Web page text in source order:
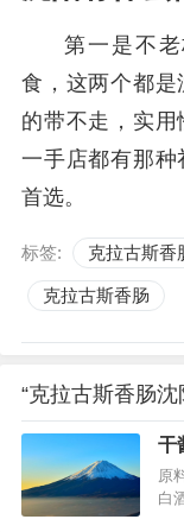
第一是不
食，这两个都
的带不走，实
一手店都有那
首选。
标签: 克拉古斯香
克拉古斯香肠
“克拉古斯香肠
干
原
白